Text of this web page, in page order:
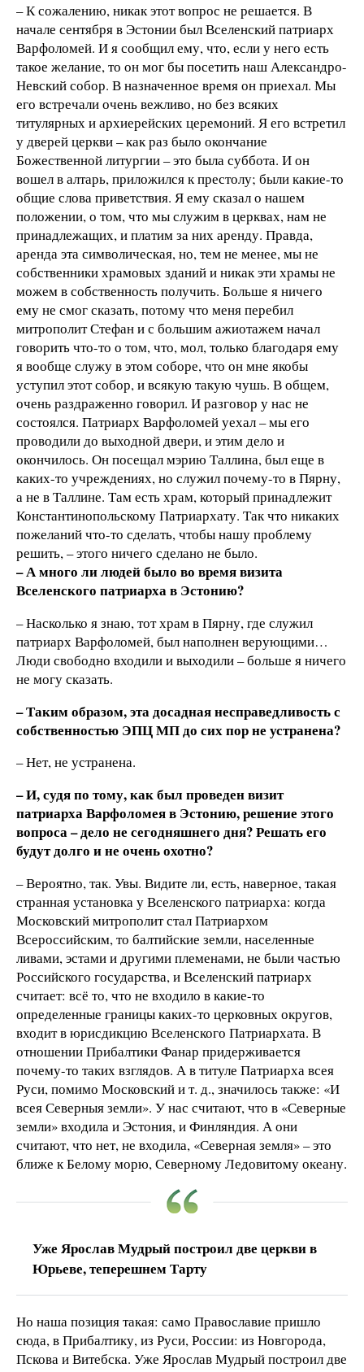
– К сожалению, никак этот вопрос не решается. В
начале сентября в Эстонии был Вселенский патриарх
Варфоломей. И я сообщил ему, что, если у него есть
такое желание, то он мог бы посетить наш Александро-
Невский собор. В назначенное время он приехал. Мы
его встречали очень вежливо, но без всяких
титулярных и архиерейских церемоний. Я его встретил
у дверей церкви – как раз было окончание
Божественной литургии – это была суббота. И он
вошел в алтарь, приложился к престолу; были какие-то
общие слова приветствия. Я ему сказал о нашем
положении, о том, что мы служим в церквах, нам не
принадлежащих, и платим за них аренду. Правда,
аренда эта символическая, но, тем не менее, мы не
собственники храмовых зданий и никак эти храмы не
можем в собственность получить. Больше я ничего
ему не смог сказать, потому что меня перебил
митрополит Стефан и с большим ажиотажем начал
говорить что-то о том, что, мол, только благодаря ему
я вообще служу в этом соборе, что он мне якобы
уступил этот собор, и всякую такую чушь. В общем,
очень раздраженно говорил. И разговор у нас не
состоялся. Патриарх Варфоломей уехал – мы его
проводили до выходной двери, и этим дело и
окончилось. Он посещал мэрию Таллина, был еще в
каких-то учреждениях, но служил почему-то в Пярну,
а не в Таллине. Там есть храм, который принадлежит
Константинопольскому Патриархату. Так что никаких
пожеланий что-то сделать, чтобы нашу проблему
решить, – этого ничего сделано не было.
– А много ли людей было во время визита
Вселенского патриарха в Эстонию?
– Насколько я знаю, тот храм в Пярну, где служил
патриарх Варфоломей, был наполнен верующими…
Люди свободно входили и выходили – больше я ничего
не могу сказать.
– Таким образом, эта досадная несправедливость с
собственностью ЭПЦ МП до сих пор не устранена?
– Нет, не устранена.
– И, судя по тому, как был проведен визит
патриарха Варфоломея в Эстонию, решение этого
вопроса – дело не сегодняшнего дня? Решать его
будут долго и не очень охотно?
– Вероятно, так. Увы. Видите ли, есть, наверное, такая
странная установка у Вселенского патриарха: когда
Московский митрополит стал Патриархом
Всероссийским, то балтийские земли, населенные
ливами, эстами и другими племенами, не были частью
Российского государства, и Вселенский патриарх
считает: всё то, что не входило в какие-то
определенные границы каких-то церковных округов,
входит в юрисдикцию Вселенского Патриархата. В
отношении Прибалтики Фанар придерживается
почему-то таких взглядов. А в титуле Патриарха всея
Руси, помимо Московский и т. д., значилось также: «И
всея Северныя земли». У нас считают, что в «Северные
земли» входила и Эстония, и Финляндия. А они
считают, что нет, не входила, «Северная земля» – это
ближе к Белому морю, Северному Ледовитому океану.
Уже Ярослав Мудрый построил две церкви в
Юрьеве, теперешнем Тарту
Но наша позиция такая: само Православие пришло
сюда, в Прибалтику, из Руси, России: из Новгорода,
Пскова и Витебска. Уже Ярослав Мудрый построил две